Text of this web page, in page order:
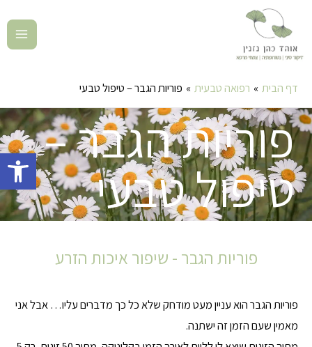
פתח
דף הבית רפואה טבעית פוריות הגבר – טיפול טבעי
פוריות הגבר –
טיפול טבעי
פוריות הגבר - שיפור איכות הזרע
פוריות הגבר הוא עניין מעט מודחק שלא כל כך מדברים עליו… אבל אני
מאמין שעם הזמן זה ישתנה.